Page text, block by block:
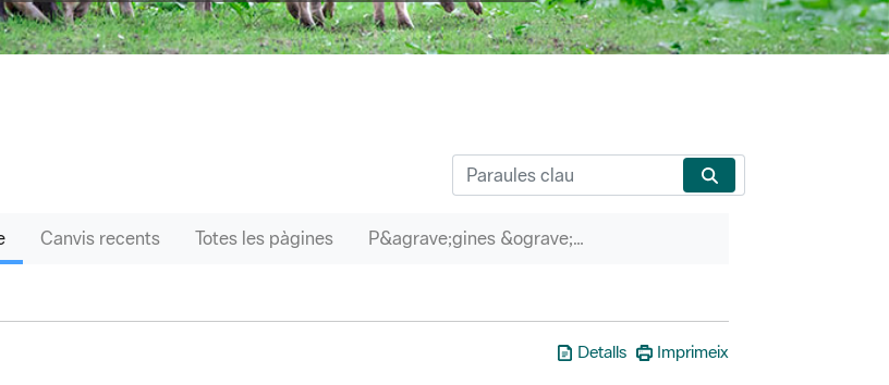
Canvis recents Totes les pàgines P&agrave;gines &ograve;rfenes
Detalls Imprimeix